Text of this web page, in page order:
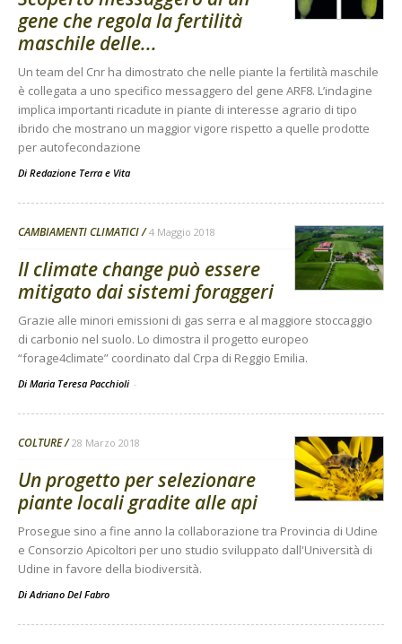
gene che regola la fertilità
maschile delle...
Un team del Cnr ha dimostrato che nelle piante la fertilità maschile
è collegata a uno specifico messaggero del gene ARF8. L’indagine
implica importanti ricadute in piante di interesse agrario di tipo
ibrido che mostrano un maggior vigore rispetto a quelle prodotte
per autofecondazione
Di Redazione Terra e Vita
CAMBIAMENTI CLIMATICI 4 Maggio 2018
Il climate change può essere
mitigato dai sistemi foraggeri
Grazie alle minori emissioni di gas serra e al maggiore stoccaggio
di carbonio nel suolo. Lo dimostra il progetto europeo
“forage4climate” coordinato dal Crpa di Reggio Emilia.
Di Maria Teresa Pacchioli -
COLTURE 28 Marzo 2018
Un progetto per selezionare
piante locali gradite alle api
Prosegue sino a fine anno la collaborazione tra Provincia di Udine
e Consorzio Apicoltori per uno studio sviluppato dall'Università di
Udine in favore della biodiversità.
DiAdriano Del Fabro